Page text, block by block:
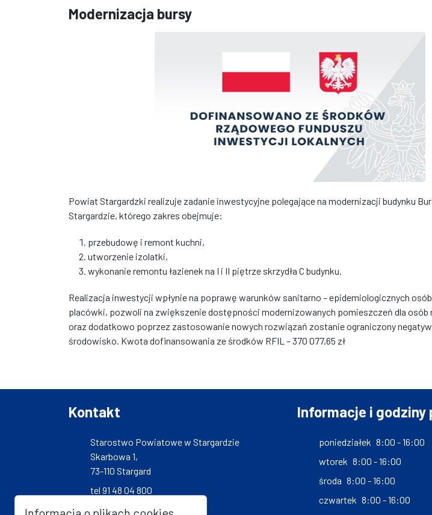
Modernizacja bursy
Powiat Stargardzki realizuje zadanie inwestycyjne polegające na modernizacji budynku
Stargardzie, którego zakres obejmuje:
przebudowę i remont kuchni,
utworzenie izolatki,
wykonanie remontu łazienek na I i II piętrze skrzydła C budynku.
Realizacja inwestycji wpłynie na poprawę warunków sanitarno – epidemiologicznych
placówki, pozwoli na zwiększenie dostępności modernizowanych pomieszczeń dla osób
oraz dodatkowo poprzez zastosowanie nowych rozwiązań zostanie ograniczony
środowisko. Kwota dofinansowania ze środków RFIL – 370 077,65 zł
Kontakt
Starostwo Powiatowe w Stargardzie
Skarbowa 1,
73-110 Stargard
tel 91 48 04 800
Informacje i godziny
poniedziałek 8:00 - 16:00
wtorek 8:00 - 16:00
środa 8:00 - 16:00
czwartek 8:00 - 16:00